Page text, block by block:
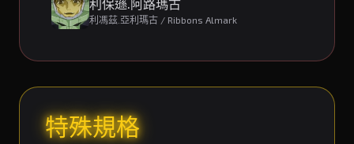
利保遜.阿路瑪古
利馮茲.亞利瑪古 / Ribbons Almark
特殊規格